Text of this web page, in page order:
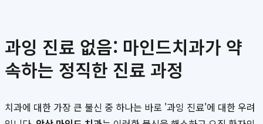
과잉 진료 없음: 마인드치과가 약
속하는 정직한 진료 과정
치과에 대한 가장 큰 불신 중 하나는 바로 '과잉 진료'에 대한 우려